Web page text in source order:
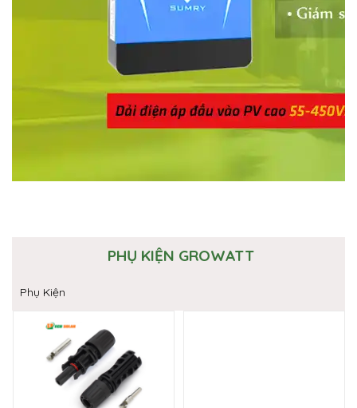
PHỤ KIỆN GROWATT
Phụ Kiện